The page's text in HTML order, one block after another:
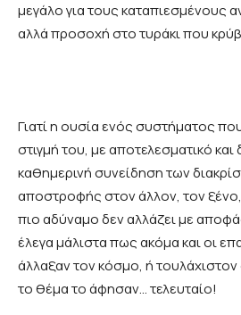
μεγάλο για τους καταπιεσμένους
αλλά προσοχή στο τυράκι που
Γιατί η ουσία ενός συστήματος
στιγμή του, με αποτελεσματικό και
καθημερινή συνείδηση των
αποστροφής στον άλλον, τον
πιο αδύναμο δεν αλλάζει με
έλεγα μάλιστα πως ακόμα και οι
άλλαξαν τον κόσμο, ή
το θέμα το άφησαν… τελευταίο!